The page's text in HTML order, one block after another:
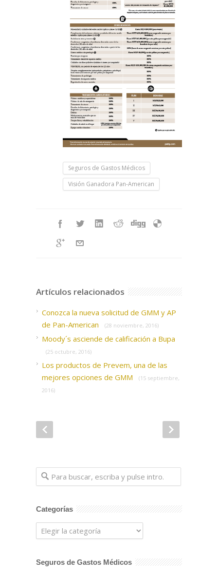
Seguros de Gastos Médicos
Visión Ganadora Pan-American
Artículos relacionados
Conozca la nueva solicitud de GMM y AP
de Pan-American
(28 noviembre, 2016)
Moody´s asciende de calificación a Bupa
(25 octubre, 2016)
Los productos de Prevem, una de las
mejores opciones de GMM
(15 septiembre,
2016)
Categorías
Categorías
Seguros de Gastos Médicos